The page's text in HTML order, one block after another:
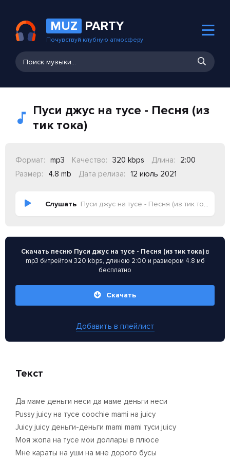
MUZ PARTY
Почувствуй клубную атмосферу
Пуси джус на тусе - Песня (из
тик тока)
Формат: mp3 Качество: 320 kbps Длина:
2:00
Размер:
4.8 mb Дата релиза: 12 июль 2021
Слушать Пуси джус на тусе - Песня (из тик тока)
Скачать песню Пуси джус на тусе - Песня (из тик тока)в
mp3 битрейтом 320 kbps, длиною 2:00 и размером 4.8 мб
бесплатно
Скачать
Добавить в плейлист
Текст
Да маме деньги неси да маме деньги неси
Pussy juicy на тусе coochie mami на juicy
Juicy juicy деньги-деньги mami mami туси juicy
Моя жопа на тусе мои доллары в плюсе
Мне караты на уши на мне дорого бусы